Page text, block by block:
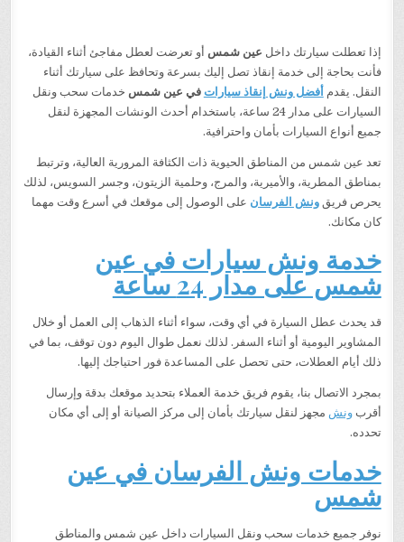
إذا تعطلت سيارتك داخل عين شمس أو تعرضت لعطل مفاجئ أثناء القيادة،
فأنت بحاجة إلى خدمة إنقاذ تصل إليك بسرعة وتحافظ على سيارتك أثناء
النقل. يقدمأفضل ونش إنقاذ سيارات في عين شمس خدمات سحب ونقل
السيارات على مدار 24 ساعة، باستخدام أحدث الونشات المجهزة لنقل
جميع أنواع السيارات بأمان واحترافية.
تعد عين شمس من المناطق الحيوية ذات الكثافة المرورية العالية، وترتبط
بمناطق المطرية، والأميرية، والمرج، وحلمية الزيتون، وجسر السويس، لذلك
يحرص فريقونش الفرسان على الوصول إلى موقعك في أسرع وقت مهما
كان مكانك.
خدمة ونش سيارات في عين
شمس على مدار 24 ساعة
قد يحدث عطل السيارة في أي وقت، سواء أثناء الذهاب إلى العمل أو خلال
المشاوير اليومية أو أثناء السفر. لذلك نعمل طوال اليوم دون توقف، بما في
ذلك أيام العطلات، حتى تحصل على المساعدة فور احتياجك إليها.
بمجرد الاتصال بنا، يقوم فريق خدمة العملاء بتحديد موقعك بدقة وإرسال
أقربونش مجهز لنقل سيارتك بأمان إلى مركز الصيانة أو إلى أي مكان
تحدده.
خدمات ونش الفرسان في عين
شمس
نوفر جميع خدمات سحب ونقل السيارات داخل عين شمس والمناطق